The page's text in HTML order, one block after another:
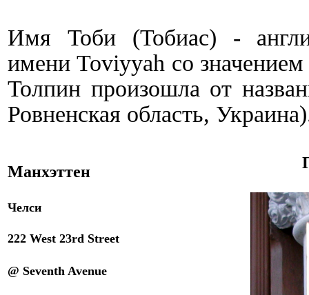
Имя Тоби (Тобиас) -
имени Toviyyah со
Толпин произошла от
Ровненская область,
Манхэттен
Челси
222 West 23rd Street
@ Seventh Avenue